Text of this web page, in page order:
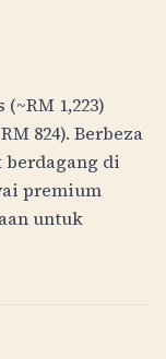
(~RM 1,223)
RM 824). Berbeza
berdagang di
premium
untuk